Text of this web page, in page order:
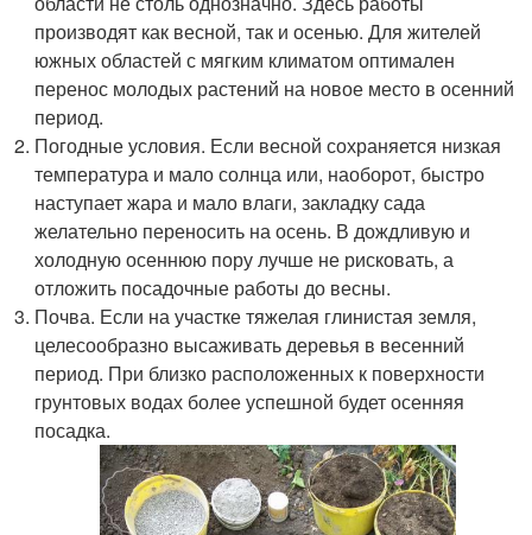
производят как весной, так и осенью. Для жителей
южных областей с мягким климатом оптимален
перенос молодых растений на новое место в осенний
период.
Погодные условия. Если весной сохраняется низкая
температура и мало солнца или, наоборот, быстро
наступает жара и мало влаги, закладку сада
желательно переносить на осень. В дождливую и
холодную осеннюю пору лучше не рисковать, а
отложить посадочные работы до весны.
Почва. Если на участке тяжелая глинистая земля,
целесообразно высаживать деревья в весенний
период. При близко расположенных к поверхности
грунтовых водах более успешной будет осенняя
посадка.